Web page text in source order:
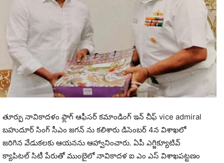
తూర్పు నావికాదళం ఫ్లాగ్ ఆఫీసర్ కమాండింగ్ ఇన్ చీఫ్ vice admiral
బహుదూర్ సింగ్ సీఎం జగన్ ను కలిశారు డిసెంబర్ 4న విశాఖలో
జరిగిన వేడుకలకు ఆయనను ఆహ్వానించారు. ఏపీ ఎగ్జిక్యూటివ్
క్యాపిటల్ సిటీ పేరుతో ముంబైలో నావికాదళ ఐ ఎం ఎస్ విశాఖపట్టణం